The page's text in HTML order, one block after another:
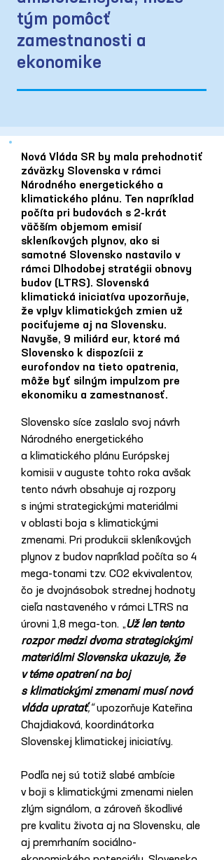
tým pomôcť
zamestnanosti a
ekonomike
Nová Vláda SR by mala prehodnotiť
záväzky Slovenska v rámci
Národného energetického a
klimatického plánu. Ten napríklad
počíta pri budovách s 2-krát
väčším objemom emisií
skleníkových plynov, ako si
samotné Slovensko nastavilo v
rámci Dlhodobej stratégii obnovy
budov (LTRS). Slovenská
klimatická iniciatíva upozorňuje,
že vplyv klimatických zmien už
pociťujeme aj na Slovensku.
Navyše, 9 miliárd eur, ktoré má
Slovensko k dispozícii z
eurofondov na tieto opatrenia,
môže byť silným impulzom pre
ekonomiku a zamestnanosť.
Slovensko síce zaslalo svoj návrh
Národného energetického
a klimatického plánu Európskej
komisii v auguste tohto roka avšak
tento návrh obsahuje aj rozpory
s inými strategickými materiálmi
v oblasti boja s klimatickými
zmenami. Pri produkcii skleníkových
plynov z budov napríklad počíta so 4
mega-tonami tzv. CO2 ekvivalentov,
čo je dvojnásobok strednej hodnoty
cieľa nastaveného v rámci LTRS na
úrovni 1,8 mega-ton. „Už len tento
rozpor medzi dvoma strategickými
materiálmi Slovenska ukazuje, že
v téme opatrení na boj
s klimatickými zmenami musí nová
vláda upratať,“ upozorňuje Kateřina
Chajdiaková, koordinátorka
Slovenskej klimatickej iniciatívy.
Podľa nej sú totiž slabé ambície
v boji s klimatickými zmenami nielen
zlým signálom, a zároveň škodlivé
pre kvalitu života aj na Slovensku, ale
aj premrhaním sociálno-